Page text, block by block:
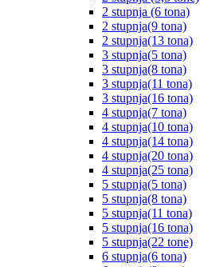
2 stupnja (6 tona)
2 stupnja(9 tona)
2 stupnja(13 tona)
3 stupnja(5 tona)
3 stupnja(8 tona)
3 stupnja(11 tona)
3 stupnja(16 tona)
4 stupnja(7 tona)
4 stupnja(10 tona)
4 stupnja(14 tona)
4 stupnja(20 tona)
4 stupnja(25 tona)
5 stupnja(5 tona)
5 stupnja(8 tona)
5 stupnja(11 tona)
5 stupnja(16 tona)
5 stupnja(22 tone)
6 stupnja(6 tona)